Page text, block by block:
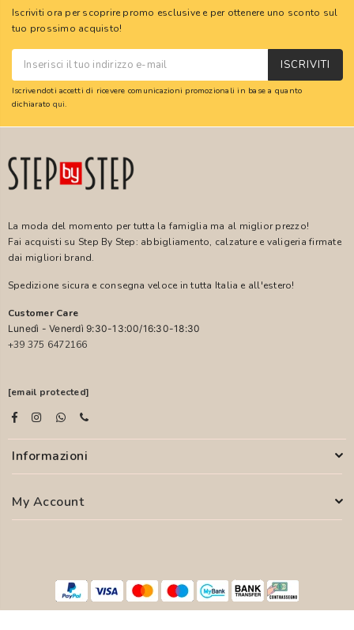
Iscriviti ora per scoprire promo esclusive e per ottenere uno sconto sul
tuo prossimo acquisto!
ISCRIVITI
Iscrivendoti accetti di ricevere comunicazioni promozionali in base a quanto
dichiarato qui.
La moda del momento per tutta la famiglia ma al miglior prezzo!
Fai acquisti su Step By Step: abbigliamento, calzature e valigeria firmate
dai migliori brand.
Spedizione sicura e consegna veloce in tutta Italia e all'estero!
Customer Care
Lunedì - Venerdì 9:30-13:00/16:30-18:30
+39 375 6472166
[email protected]
Informazioni
My Account